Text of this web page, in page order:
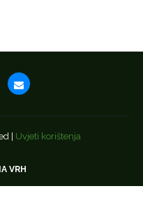
| Uvjeti korištenja
VRH